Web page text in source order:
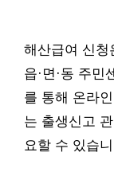
해산급여 신청
읍·면·동 주민
를 통해 온라
는 출생신고
요할 수 있습